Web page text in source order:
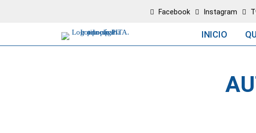
Facebook Instagram
INICIO